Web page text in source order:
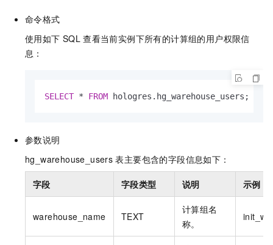
命令格式
使用如下 SQL 查看当前实例下所有的计算组的用户权限信
息：
SELECT * FROM hologres.hg_warehouse_users;
参数说明
hg_warehouse_users 表主要包含的字段信息如下：
字段 字段类型 说明 示例
warehouse_name TEXT
计算组名
称。